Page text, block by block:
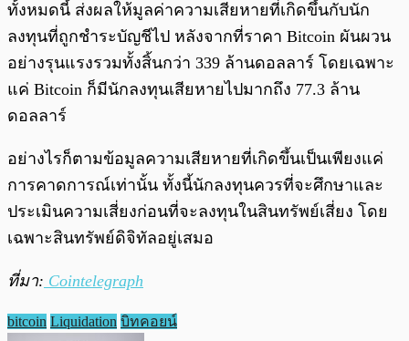
ทั้งหมดนี้ ส่งผลให้มูลค่าความเสียหายที่เกิดขึ้นกับนัก
ลงทุนที่ถูกชำระบัญชีไป หลังจากที่ราคา Bitcoin ผันผวน
อย่างรุนแรงรวมทั้งสิ้นกว่า 339 ล้านดอลลาร์ โดยเฉพาะ
แค่ Bitcoin ก็มีนักลงทุนเสียหายไปมากถึง 77.3 ล้าน
ดอลลาร์
อย่างไรก็ตามข้อมูลความเสียหายที่เกิดขึ้นเป็นเพียงแค่
การคาดการณ์เท่านั้น ทั้งนี้นักลงทุนควรที่จะศึกษาและ
ประเมินความเสี่ยงก่อนที่จะลงทุนในสินทรัพย์เสี่ยง โดย
เฉพาะสินทรัพย์ดิจิทัลอยู่เสมอ
ที่มา: Cointelegraph
bitcoin Liquidation บิทคอยน์